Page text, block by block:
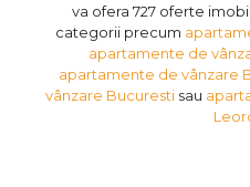
va ofera 727 oferte
categorii precum
apartamente de
apartamente de vânzare
vânzare Bucuresti sau